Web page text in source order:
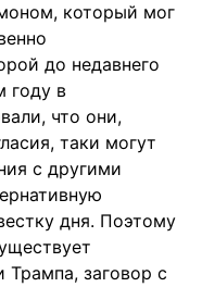
который мог
до недавнего
году в
что они,
таки могут
с другими
дня. Поэтому
Трампа, заговор с